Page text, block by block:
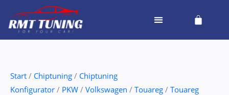
Inhalt
springen
Cart
Start / Chiptuning / Chiptuning
Konfigurator / PKW / Volkswagen / Touareg / Touareg